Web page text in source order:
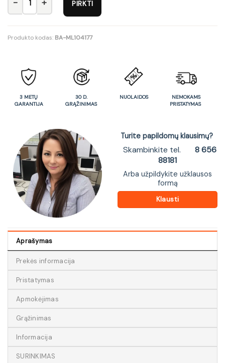
PIRKTI
Produkto kodas: BA-ML104177
3 METŲ
GARANTIJA
30 D.
GRĄŽINIMAS
NUOLAIDOS
NEMOKAMS
PRISTATYMAS
Turite papildomų klausimų?
Skambinkite tel.
8 656
88181
Arba užpildykite užklausos
formą
Klausti
Aprašymas
Prekės informacija
Pristatymas
Apmokėjimas
Grąžinimas
Informacija
SURINKIMAS